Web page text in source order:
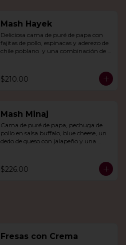
Mash Hayek
Deliciosa cama de puré de papa con
fajitas de pollo, espinacas y aderezo de
chile poblano  y una combinación de
$210.00
Mash Minaj
Cama de puré de papa, pechuga de
pollo en salsa buffalo, blue cheese, un
dedo de queso con jalapeño y una
$226.00
Fresas con Crema